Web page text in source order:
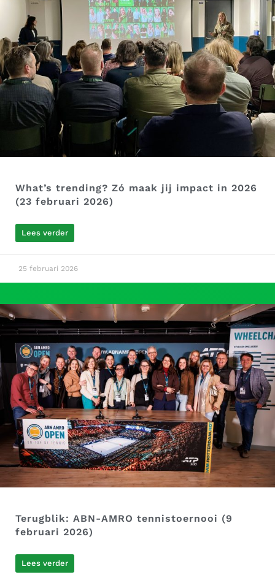
What’s trending? Zó maak jij impact in 2026
(23 februari 2026)
Lees verder
25 februari 2026
Terugblik: ABN-AMRO tennistoernooi (9
februari 2026)
Lees verder